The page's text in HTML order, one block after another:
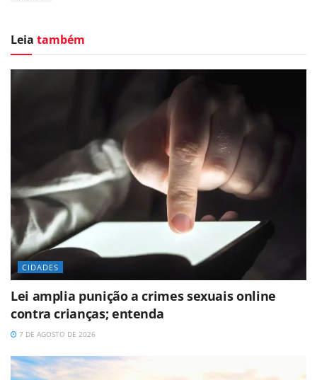
Leia também
CIDADES
Lei amplia punição a crimes sexuais online
contra crianças; entenda
7 DE AGOSTO DE 2026